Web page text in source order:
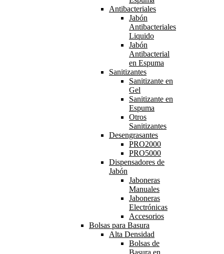
Antibacteriales
Jabón
Antibacteriales
Liquido
Jabón
Antibacterial
en Espuma
Sanitizantes
Sanitizante en
Gel
Sanitizante en
Espuma
Otros
Sanitizantes
Desengrasantes
PRO2000
PRO5000
Dispensadores de
Jabón
Jaboneras
Manuales
Jaboneras
Electrónicas
Accesorios
Bolsas para Basura
Alta Densidad
Bolsas de
Basura en